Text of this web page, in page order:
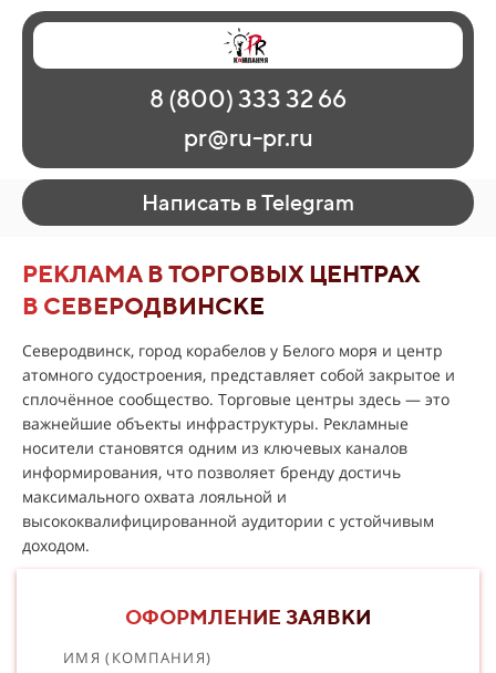
Главная
Наши работы
О рекламе
Регионы
Контакты
8 (800) 333 32 66
pr@ru-pr.ru
Написать в Telegram
РЕКЛАМА В ТОРГОВЫХ ЦЕНТРАХ
В СЕВЕРОДВИНСКЕ
Северодвинск, город корабелов у Белого моря и центр
атомного судостроения, представляет собой закрытое и
сплочённое сообщество. Торговые центры здесь — это
важнейшие объекты инфраструктуры. Рекламные
носители становятся одним из ключевых каналов
информирования, что позволяет бренду достичь
максимального охвата лояльной и
высококвалифицированной аудитории с устойчивым
доходом.
ОФОРМЛЕНИЕ ЗАЯВКИ
ИМЯ (КОМПАНИЯ)